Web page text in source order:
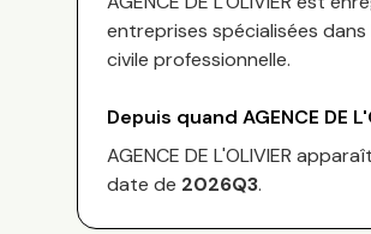
entreprises spécialisées
civile professionnelle.
Depuis quand AGENCE DE
AGENCE DE L'OLIVIER
date de 2026Q3.